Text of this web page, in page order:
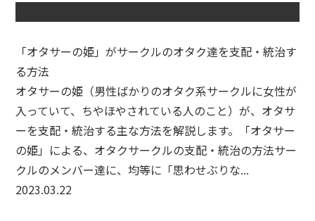
「オタサーの姫」がサークルのオタク達を支配・統治す
る方法
オタサーの姫（男性ばかりのオタク系サークルに女性が
入っていて、ちやほやされている人のこと）が、オタサ
ーを支配・統治する主な方法を解説します。「オタサー
の姫」による、オタクサークルの支配・統治の方法サー
クルのメンバー達に、均等に「思わせぶりな...
2023.03.22